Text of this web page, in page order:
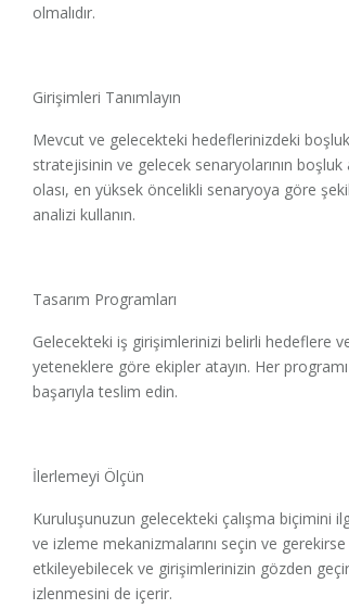
olmalıdır.
Girişimleri Tanımlayın
Mevcut ve gelecekteki hedeflerinizdeki
stratejisinin ve gelecek senaryolarının
olası, en yüksek öncelikli senaryoya göre
analizi kullanın.
Tasarım Programları
Gelecekteki iş girişimlerinizi belirli hedeflere
yeteneklere göre ekipler atayın. Her
başarıyla teslim edin.
İlerlemeyi Ölçün
Kuruluşunuzun gelecekteki çalışma biçimini
ve izleme mekanizmalarını seçin ve
etkileyebilecek ve girişimlerinizin gözden
izlenmesini de içerir.